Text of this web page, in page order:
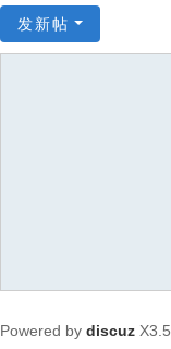
发新帖
Powered by discuz X3.5